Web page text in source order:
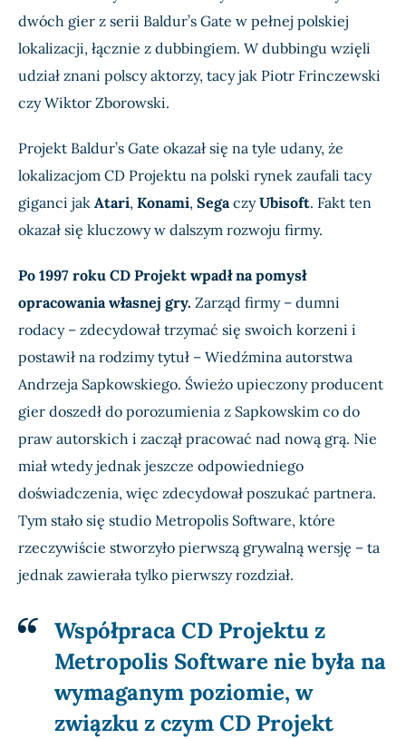
dwóch gier z serii Baldur’s Gate w pełnej polskiej
lokalizacji, łącznie z dubbingiem. W dubbingu wzięli
udział znani polscy aktorzy, tacy jak Piotr Frinczewski
czy Wiktor Zborowski.
Projekt Baldur’s Gate okazał się na tyle udany, że
lokalizacjom CD Projektu na polski rynek zaufali tacy
giganci jak Atari, Konami, SegaczyUbisoft. Fakt ten
okazał się kluczowy w dalszym rozwoju firmy.
Po 1997 roku CD Projekt wpadł na pomysł
opracowania własnej gry. Zarząd firmy – dumni
rodacy – zdecydował trzymać się swoich korzeni i
postawił na rodzimy tytuł – Wiedźmina autorstwa
Andrzeja Sapkowskiego. Świeżo upieczony producent
gier doszedł do porozumienia z Sapkowskim co do
praw autorskich i zaczął pracować nad nową grą. Nie
miał wtedy jednak jeszcze odpowiedniego
doświadczenia, więc zdecydował poszukać partnera.
Tym stało się studio Metropolis Software, które
rzeczywiście stworzyło pierwszą grywalną wersję – ta
jednak zawierała tylko pierwszy rozdział.
Współpraca CD Projektu z
Metropolis Software nie była na
wymaganym poziomie, w
związku z czym CD Projekt